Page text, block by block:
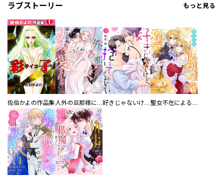
ラブストーリー もっと見る
佐伯かよの作品集 人外の旦那様に娶られ毎晩ナカまで愛される…。アンソロジー 好きじゃないけど、抱いてください【電子単行本版／特典おまけ付き】 聖女不在による仮初め婚なのに、不器用な王太子に溺愛されています【電子単行本版／特典おまけ付き】